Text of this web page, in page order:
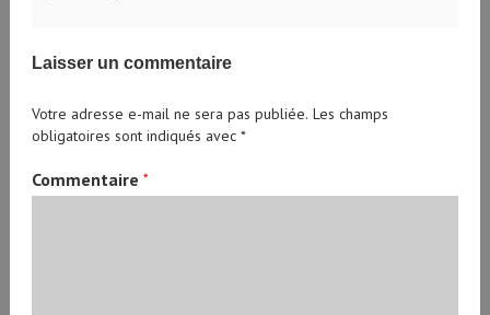
Laisser un commentaire
Votre adresse e-mail ne sera pas publiée. Les champs
obligatoires sont indiqués avec*
Commentaire*